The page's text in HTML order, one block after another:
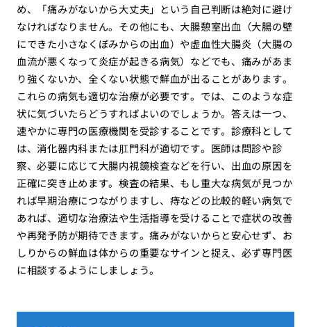
め、「痛みがないから大丈夫」という自己判断は絶対に避け
なければなりません。その他にも、大腸憩室出血（大腸の壁
にできた小さなくぼみからの出血）や虚血性大腸炎（大腸の
血流が悪くなって炎症が起きる病気）などでも、痛みがあま
り強くないか、全くない状態で鮮血が出ることがあります。
これらの病気も適切な治療が必要です。では、このような症
状に気づいたらどうすればよいのでしょうか。答えは一つ、
速やかに専門の医療機関を受診することです。診療科として
は、消化器内科または肛門科が適切です。医師は問診や診
察、必要に応じて大腸内視鏡検査などを行い、出血の原因を
正確に突き止めます。検査の結果、もし重大な病気が見つか
れば早期治療につながりますし、痔などの比較的軽い病気で
あれば、適切な治療法や生活指導を受けることで症状の改善
や再発予防が期待できます。痛みがないからと安心せず、お
しりからの鮮血は体からの重要なサインと捉え、必ず専門医
に相談するようにしましょう。